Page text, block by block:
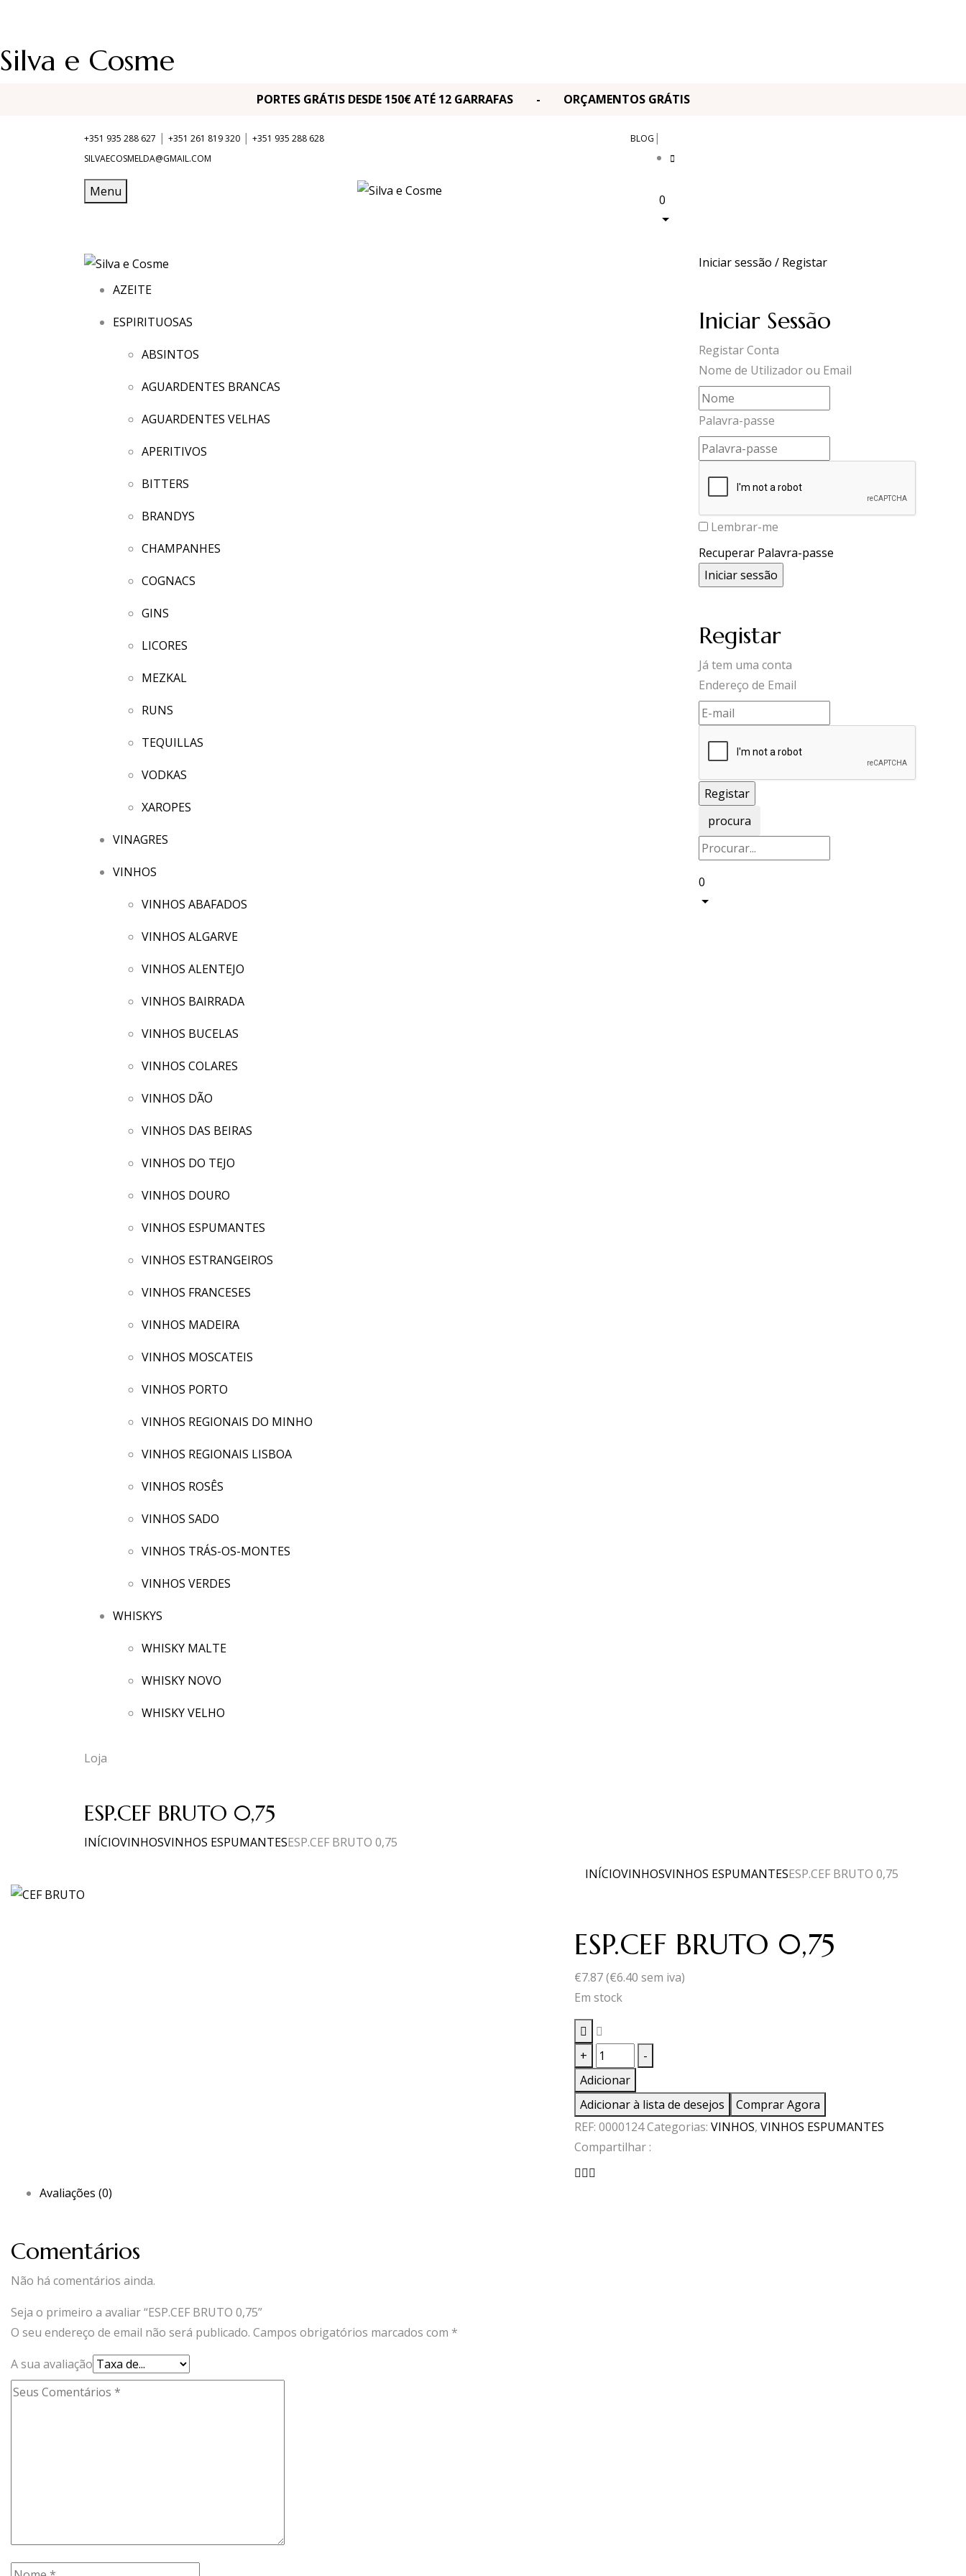
Silva e Cosme
PORTES GRÁTIS DESDE 150€ ATÉ 12 GARRAFAS - ORÇAMENTOS GRÁTIS
+351 935 288 627 | +351 261 819 320 | +351 935 288 628
SILVAECOSMELDA@GMAIL.COM
BLOG |
Menu
0
AZEITE
ESPIRITUOSAS
ABSINTOS
AGUARDENTES BRANCAS
AGUARDENTES VELHAS
APERITIVOS
BITTERS
BRANDYS
CHAMPANHES
COGNACS
GINS
LICORES
MEZKAL
RUNS
TEQUILLAS
VODKAS
XAROPES
VINAGRES
VINHOS
VINHOS ABAFADOS
VINHOS ALGARVE
VINHOS ALENTEJO
VINHOS BAIRRADA
VINHOS BUCELAS
VINHOS COLARES
VINHOS DÃO
VINHOS DAS BEIRAS
VINHOS DO TEJO
VINHOS DOURO
VINHOS ESPUMANTES
VINHOS ESTRANGEIROS
VINHOS FRANCESES
VINHOS MADEIRA
VINHOS MOSCATEIS
VINHOS PORTO
VINHOS REGIONAIS DO MINHO
VINHOS REGIONAIS LISBOA
VINHOS ROSÊS
VINHOS SADO
VINHOS TRÁS-OS-MONTES
VINHOS VERDES
WHISKYS
WHISKY MALTE
WHISKY NOVO
WHISKY VELHO
Iniciar sessão / Registar
Iniciar Sessão
Registar Conta
Nome de Utilizador ou Email
Palavra-passe
Lembrar-me
Recuperar Palavra-passe
Registar
Já tem uma conta
Endereço de Email
procura
0
Loja
ESP.CEF BRUTO 0,75
INÍCIOVINHOSVINHOS ESPUMANTESESP.CEF BRUTO 0,75
INÍCIOVINHOSVINHOS ESPUMANTESESP.CEF BRUTO 0,75
ESP.CEF BRUTO 0,75
€7.87(€6.40 sem iva)
Em stock
+
Quantidade
de
ESP.CEF
BRUTO
0,75
-
Adicionar
Adicionar à lista de desejos
Comprar Agora
REF: 0000124Categorias: VINHOS, VINHOS ESPUMANTES
Compartilhar :
Avaliações (0)
Comentários
Não há comentários ainda.
Seja o primeiro a avaliar “ESP.CEF BRUTO 0,75”
O seu endereço de email não será publicado. Campos obrigatórios marcados com *
A sua avaliação